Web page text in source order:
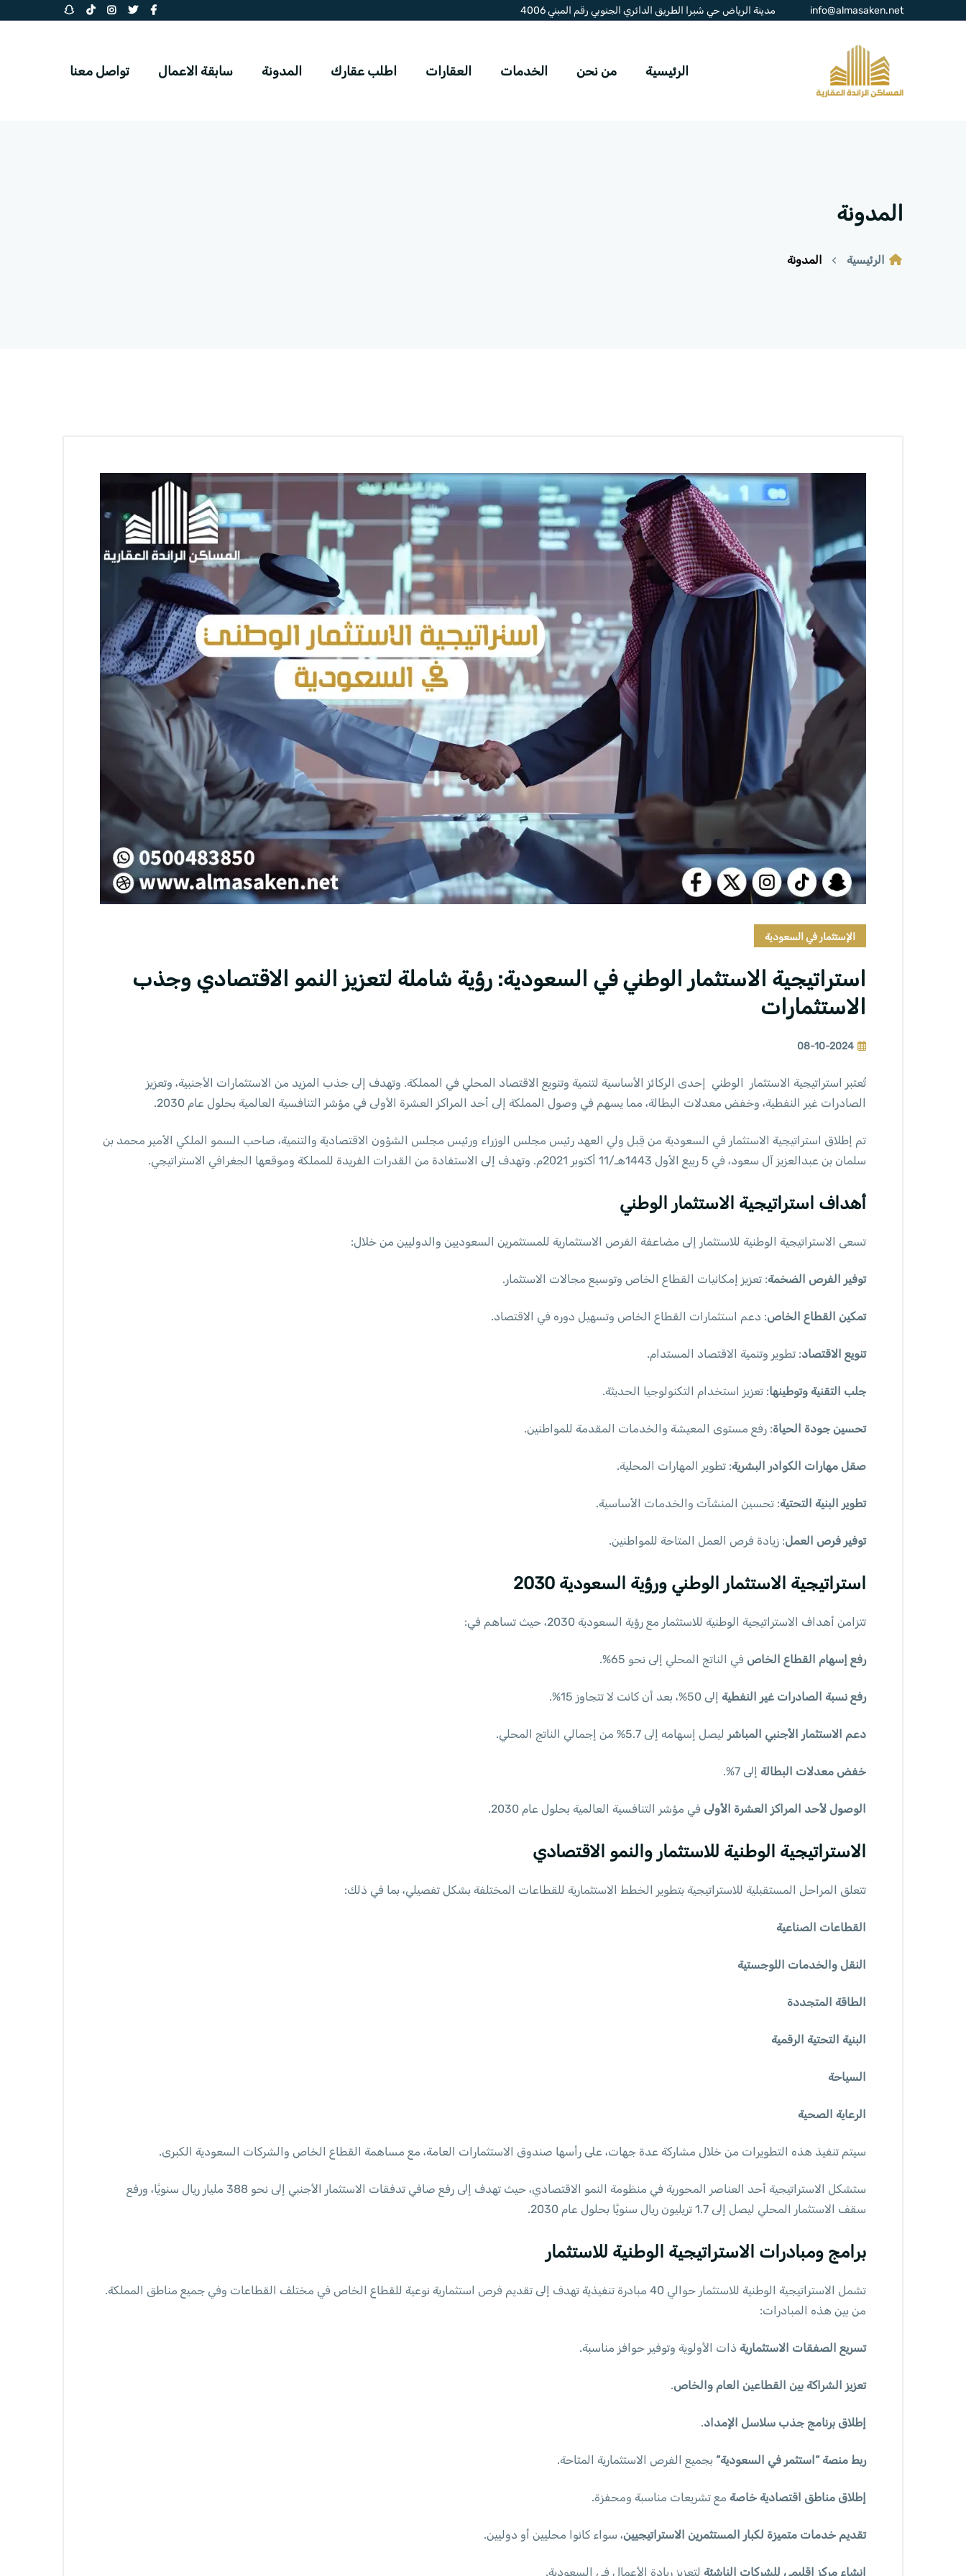
info@almasaken.net مدينة الرياض حي شبرا الطريق الدائري الجنوبي رقم المبني 4006
الرئيسية من نحن الخدمات العقارات اطلب عقارك المدونة سابقة الاعمال تواصل معنا
المدونة
الرئيسية المدونة
الإستثمار في السعودية
استراتيجية الاستثمار الوطني في السعودية: رؤية شاملة لتعزيز النمو الاقتصادي وجذب
الاستثمارات
08-10-2024
تُعتبر استراتيجية الاستثمار الوطني إحدى الركائز الأساسية لتنمية وتنويع الاقتصاد المحلي في المملكة. وتهدف إلى جذب المزيد من الاستثمارات الأجنبية، وتعزيز
الصادرات غير النفطية، وخفض معدلات البطالة، مما يسهم في وصول المملكة إلى أحد المراكز العشرة الأولى في مؤشر التنافسية العالمية بحلول عام 2030.
تم إطلاق استراتيجية الاستثمار في السعودية من قِبل ولي العهد رئيس مجلس الوزراء ورئيس مجلس الشؤون الاقتصادية والتنمية، صاحب السمو الملكي الأمير محمد بن
سلمان بن عبدالعزيز آل سعود، في 5 ربيع الأول 1443هـ/11 أكتوبر 2021م. وتهدف إلى الاستفادة من القدرات الفريدة للمملكة وموقعها الجغرافي الاستراتيجي.
أهداف استراتيجية الاستثمار الوطني
تسعى الاستراتيجية الوطنية للاستثمار إلى مضاعفة الفرص الاستثمارية للمستثمرين السعوديين والدوليين من خلال:
توفير الفرص الضخمة: تعزيز إمكانيات القطاع الخاص وتوسيع مجالات الاستثمار.
تمكين القطاع الخاص: دعم استثمارات القطاع الخاص وتسهيل دوره في الاقتصاد.
تنويع الاقتصاد: تطوير وتنمية الاقتصاد المستدام.
جلب التقنية وتوطينها: تعزيز استخدام التكنولوجيا الحديثة.
تحسين جودة الحياة: رفع مستوى المعيشة والخدمات المقدمة للمواطنين.
صقل مهارات الكوادر البشرية: تطوير المهارات المحلية.
تطوير البنية التحتية: تحسين المنشآت والخدمات الأساسية.
توفير فرص العمل: زيادة فرص العمل المتاحة للمواطنين.
استراتيجية الاستثمار الوطني ورؤية السعودية 2030
تتزامن أهداف الاستراتيجية الوطنية للاستثمار مع رؤية السعودية 2030، حيث تساهم في:
رفع إسهام القطاع الخاص في الناتج المحلي إلى نحو 65%.
رفع نسبة الصادرات غير النفطية إلى 50%، بعد أن كانت لا تتجاوز 15%.
دعم الاستثمار الأجنبي المباشر ليصل إسهامه إلى 5.7% من إجمالي الناتج المحلي.
خفض معدلات البطالة إلى 7%.
الوصول لأحد المراكز العشرة الأولى في مؤشر التنافسية العالمية بحلول عام 2030.
الاستراتيجية الوطنية للاستثمار والنمو الاقتصادي
تتعلق المراحل المستقبلية للاستراتيجية بتطوير الخطط الاستثمارية للقطاعات المختلفة بشكل تفصيلي، بما في ذلك:
القطاعات الصناعية
النقل والخدمات اللوجستية
الطاقة المتجددة
البنية التحتية الرقمية
السياحة
الرعاية الصحية
سيتم تنفيذ هذه التطويرات من خلال مشاركة عدة جهات، على رأسها صندوق الاستثمارات العامة، مع مساهمة القطاع الخاص والشركات السعودية الكبرى.
ستشكل الاستراتيجية أحد العناصر المحورية في منظومة النمو الاقتصادي، حيث تهدف إلى رفع صافي تدفقات الاستثمار الأجنبي إلى نحو 388 مليار ريال سنويًا، ورفع
سقف الاستثمار المحلي ليصل إلى 1.7 تريليون ريال سنويًا بحلول عام 2030.
برامج ومبادرات الاستراتيجية الوطنية للاستثمار
تشمل الاستراتيجية الوطنية للاستثمار حوالي 40 مبادرة تنفيذية تهدف إلى تقديم فرص استثمارية نوعية للقطاع الخاص في مختلف القطاعات وفي جميع مناطق المملكة.
من بين هذه المبادرات:
تسريع الصفقات الاستثمارية ذات الأولوية وتوفير حوافز مناسبة.
تعزيز الشراكة بين القطاعين العام والخاص.
إطلاق برنامج جذب سلاسل الإمداد.
ربط منصة “استثمر في السعودية“ بجميع الفرص الاستثمارية المتاحة.
إطلاق مناطق اقتصادية خاصة مع تشريعات مناسبة ومحفزة.
تقديم خدمات متميزة لكبار المستثمرين الاستراتيجيين، سواء كانوا محليين أو دوليين.
إنشاء مركز إقليمي للشركات الناشئة لتعزيز ريادة الأعمال في السعودية.